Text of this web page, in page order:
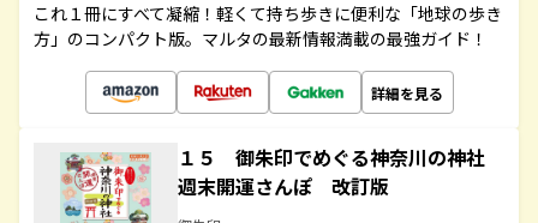
これ１冊にすべて凝縮！軽くて持ち歩きに便利な「地球の歩き
方」のコンパクト版。マルタの最新情報満載の最強ガイド！
詳細を見る
１５ 御朱印でめぐる神奈川の神社
週末開運さんぽ 改訂版